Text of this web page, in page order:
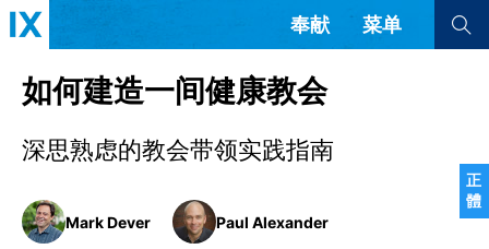
正
體
奉献 菜单
文章 书评 访谈
查看全部
查看全部
如何建造一间健康教会
深思熟虑的教会带领实践指南
Mark Dever Paul Alexander